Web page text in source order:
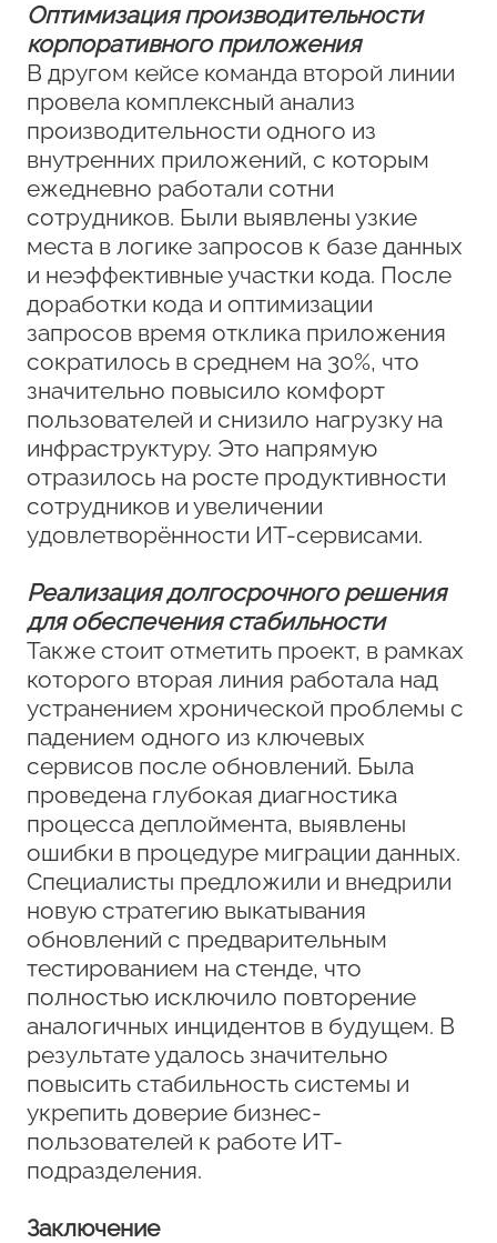
Оптимизация производительности
корпоративного приложения
В другом кейсе команда второй линии
провела комплексный анализ
производительности одного из
внутренних приложений, с которым
ежедневно работали сотни
сотрудников. Были выявлены узкие
места в логике запросов к базе данных
и неэффективные участки кода. После
доработки кода и оптимизации
запросов время отклика приложения
сократилось в среднем на 30%, что
значительно повысило комфорт
пользователей и снизило нагрузку на
инфраструктуру. Это напрямую
отразилось на росте продуктивности
сотрудников и увеличении
удовлетворённости ИТ-сервисами.
Реализация долгосрочного решения
для обеспечения стабильности
Также стоит отметить проект, в рамках
которого вторая линия работала над
устранением хронической проблемы с
падением одного из ключевых
сервисов после обновлений. Была
проведена глубокая диагностика
процесса деплоймента, выявлены
ошибки в процедуре миграции данных.
Специалисты предложили и внедрили
новую стратегию выкатывания
обновлений с предварительным
тестированием на стенде, что
полностью исключило повторение
аналогичных инцидентов в будущем. В
результате удалось значительно
повысить стабильность системы и
укрепить доверие бизнес-
пользователей к работе ИТ-
подразделения.
Заключение